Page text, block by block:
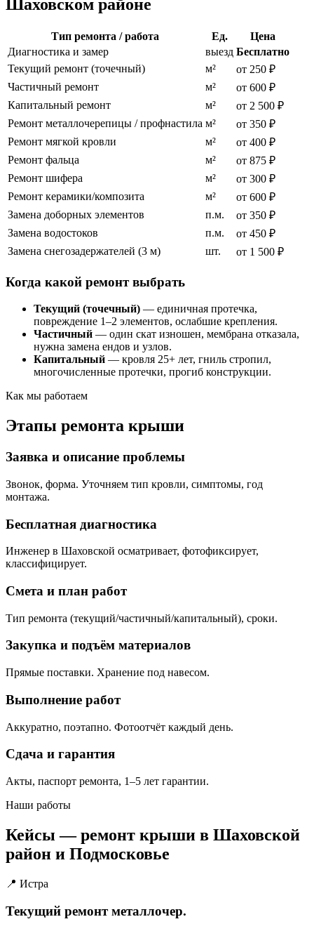
Шаховском районе
Тип ремонта / работа Ед.
Цена
Диагностика и замер
выезд Бесплатно
Текущий ремонт (точечный)
м²
от 250 ₽
Частичный ремонт
м²
от 600 ₽
Капитальный ремонт
м²
от 2 500 ₽
Ремонт металлочерепицы / профнастила м²
от 350 ₽
Ремонт мягкой кровли
м²
от 400 ₽
Ремонт фальца
м²
от 875 ₽
Ремонт шифера
м²
от 300 ₽
Ремонт керамики/композита
м²
от 600 ₽
Замена доборных элементов
п.м.
от 350 ₽
Замена водостоков
п.м.
от 450 ₽
Замена снегозадержателей (3 м)
шт. от 1 500 ₽
Когда какой ремонт выбрать
Текущий (точечный) — единичная протечка,
повреждение 1–2 элементов, ослабшие крепления.
Частичный — один скат изношен, мембрана отказала,
нужна замена ендов и узлов.
Капитальный — кровля 25+ лет, гниль стропил,
многочисленные протечки, прогиб конструкции.
Как мы работаем
Этапы ремонта крыши
Заявка и описание проблемы
Звонок, форма. Уточняем тип кровли, симптомы, год
монтажа.
Бесплатная диагностика
Инженер в Шаховской осматривает, фотофиксирует,
классифицирует.
Смета и план работ
Тип ремонта (текущий/частичный/капитальный), сроки.
Закупка и подъём материалов
Прямые поставки. Хранение под навесом.
Выполнение работ
Аккуратно, поэтапно. Фотоотчёт каждый день.
Сдача и гарантия
Акты, паспорт ремонта, 1–5 лет гарантии.
Наши работы
Кейсы — ремонт крыши в Шаховской
район и Подмосковье
📍 Истра
Текущий ремонт металлочер.